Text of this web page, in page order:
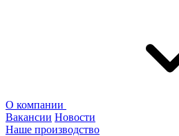
О компании
Вакансии Новости
Наше производство